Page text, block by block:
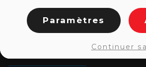
Paramètres
Continuer